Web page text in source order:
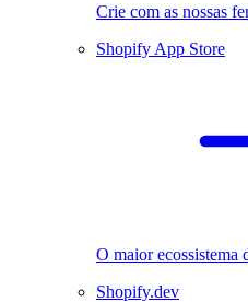
Crie com as nossas
Shopify App Store
O maior ecossistema
Shopify.dev